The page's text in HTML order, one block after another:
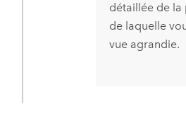
détaillée de
de laquelle
vue agrandie.